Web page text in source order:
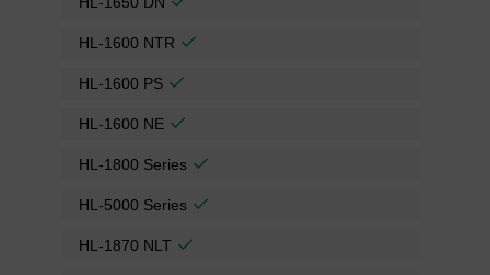
HL-1600 NTR
HL-1600 PS
HL-1600 NE
HL-1800 Series
HL-5000 Series
HL-1870 NLT